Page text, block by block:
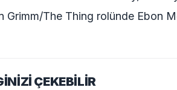
Grimm/The Thing rolünde Ebon
ÇEKEBİLİR